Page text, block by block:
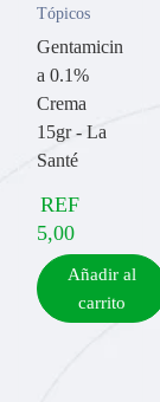
Tópicos
Gentamicin
a 0.1%
Crema
15gr - La
Santé
REF
5,00
Añadir al
carrito